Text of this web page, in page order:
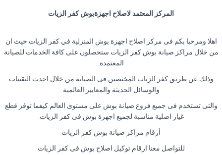
المركز المعتمد لاصلاح اجهزةبوش كفر الزيات
اهلا ومرحبا بكم فى مركز اصلاح اجهزة بوش المنزلية في كفر الزيات حيث ان
من خلال مراكز صيانة بوش كفر الزيات ستحصلون على كافة الخدمات للصيانة
المعتمدة.
وذلك عن طريق كفر الزيات المختصين فى الصيانة من خلال احدث التقنيات
والوسائل الحديثة والمعايير العالمية
والتى تستخدم فى جميع فروع صيانة بوش على مستوى العالم كيفما توفر قطع
غيار اصلية مناسبة لجميع اجهزة بوش فى كفر الزيات.
أرقام مراكز صيانة بوش كفر الزيات
للتواصل معنا ارقام توكيل اصلاح بوش فى كفر الزيات